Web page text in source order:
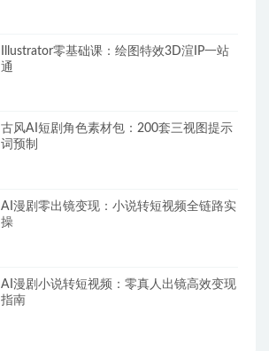
Illustrator零基础课：绘图特效3D渲IP一站
通
古风AI短剧角色素材包：200套三视图提示
词预制
AI漫剧零出镜变现：小说转短视频全链路实
操
AI漫剧小说转短视频：零真人出镜高效变现
指南